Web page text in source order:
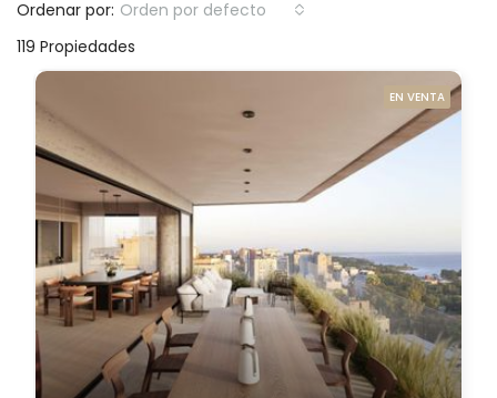
119 Propiedades
Ordenar por: Orden por defecto
EN VENTA